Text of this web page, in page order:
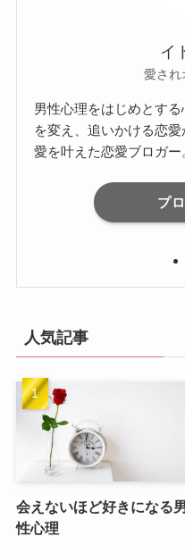
イ
愛され
男性心理をはじめとす
を変え、追いかける恋
愛を叶えた恋愛ブロガー
プ
人気記事
会えないほど好きになる
性心理